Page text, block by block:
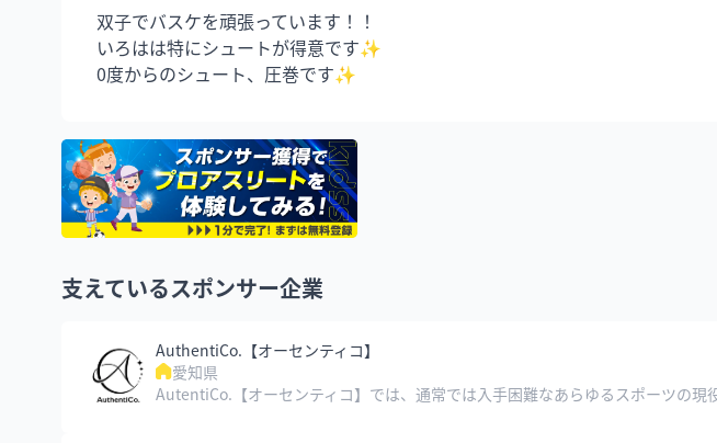
双子でバスケを頑張っています！！
いろはは特にシュートが得意です✨
0度からのシュート、圧巻です✨
支えているスポンサー企業
AuthentiCo.【オーセンティコ】
愛知県